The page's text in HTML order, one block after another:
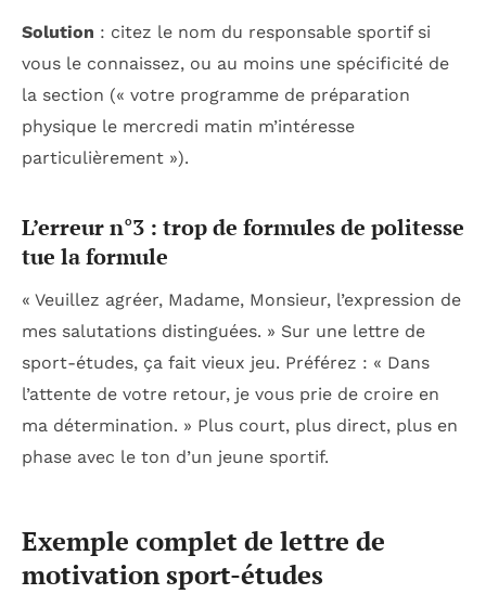
Solution : citez le nom du responsable sportif si
vous le connaissez, ou au moins une spécificité de
la section (« votre programme de préparation
physique le mercredi matin m’intéresse
particulièrement »).
L’erreur n°3 : trop de formules de politesse
tue la formule
« Veuillez agréer, Madame, Monsieur, l’expression de
mes salutations distinguées. » Sur une lettre de
sport-études, ça fait vieux jeu. Préférez : « Dans
l’attente de votre retour, je vous prie de croire en
ma détermination. » Plus court, plus direct, plus en
phase avec le ton d’un jeune sportif.
Exemple complet de lettre de
motivation sport-études